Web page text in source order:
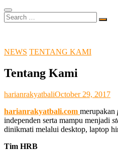
Search
…
NEWS TENTANG KAMI
Tentang Kami
harianrakyatbaliOctober 29, 2017
harianrakyatbali.com merupakan
independen serta mampu menjadi
dinikmati melalui desktop, laptop
Tim HRB